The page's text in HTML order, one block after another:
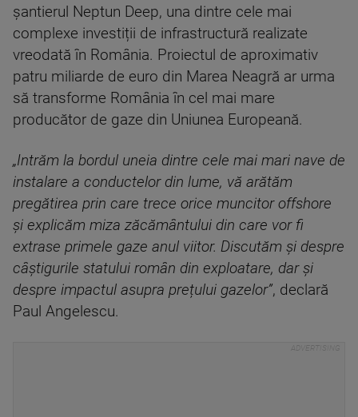
șantierul Neptun Deep, una dintre cele mai
complexe investiții de infrastructură realizate
vreodată în România. Proiectul de aproximativ
patru miliarde de euro din Marea Neagră ar urma
să transforme România în cel mai mare
producător de gaze din Uniunea Europeană.
„Intrăm la bordul uneia dintre cele mai mari nave de
instalare a conductelor din lume, vă arătăm
pregătirea prin care trece orice muncitor offshore
și explicăm miza zăcământului din care vor fi
extrase primele gaze anul viitor. Discutăm și despre
câștigurile statului român din exploatare, dar și
despre impactul asupra prețului gazelor”, declară
Paul Angelescu.